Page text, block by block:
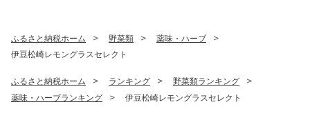
ふるさと納税ホーム 野菜類
薬味・ハーブ
伊豆松崎レモングラスセレクト
ふるさと納税ホーム ランキング
野菜類ランキング
薬味・ハーブランキング
伊豆松崎レモングラスセレクト